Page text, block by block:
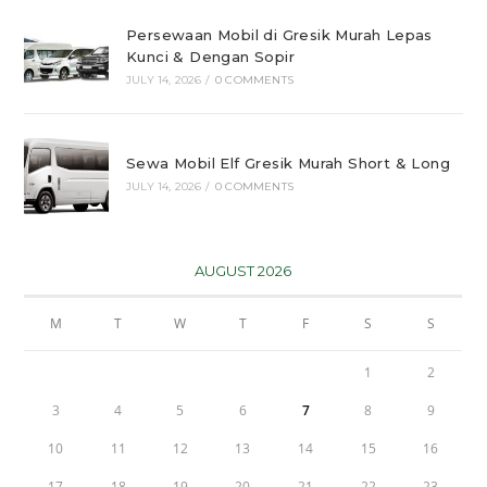
Persewaan Mobil di Gresik Murah Lepas
Kunci & Dengan Sopir
JULY 14, 2026 / 0 COMMENTS
Sewa Mobil Elf Gresik Murah Short & Long
JULY 14, 2026 / 0 COMMENTS
AUGUST 2026
M T W T F S S
1 2
3 4 5 6 7 8 9
10 11 12 13 14 15 16